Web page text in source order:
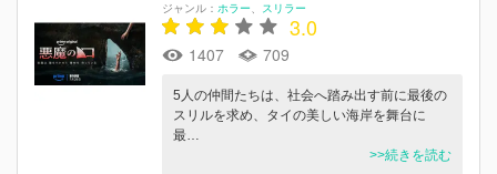
ジャンル： ホラー スリラー
3.0
1407 709
5人の仲間たちは、社会へ踏み出す前に最後の
スリルを求め、タイの美しい海岸を舞台に
最…
>>続きを読む